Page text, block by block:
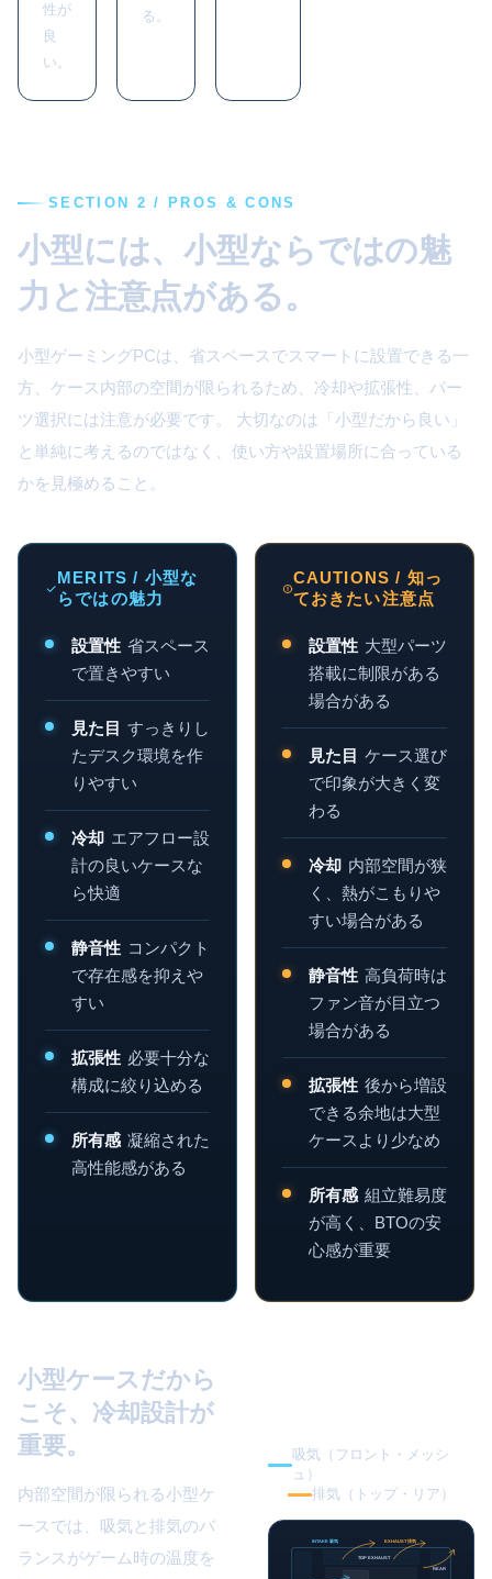
性が
良
い。
る。
SECTION 2 / PROS & CONS
小型には、小型ならではの魅
力と注意点がある。
小型ゲーミングPCは、省スペースでスマートに設置できる一
方、ケース内部の空間が限られるため、冷却や拡張性、パー
ツ選択には注意が必要です。 大切なのは「小型だから良い」
と単純に考えるのではなく、使い方や設置場所に合っている
かを見極めること。
MERITS / 小型な
らではの魅力
設置性 省スペース
で置きやすい
見た目 すっきりし
たデスク環境を作
りやすい
冷却 エアフロー設
計の良いケースな
ら快適
静音性 コンパクト
で存在感を抑えや
すい
拡張性 必要十分な
構成に絞り込める
所有感 凝縮された
高性能感がある
CAUTIONS / 知っ
ておきたい注意点
設置性 大型パーツ
搭載に制限がある
場合がある
見た目 ケース選び
で印象が大きく変
わる
冷却 内部空間が狭
く、熱がこもりや
すい場合がある
静音性 高負荷時は
ファン音が目立つ
場合がある
拡張性 後から増設
できる余地は大型
ケースより少なめ
所有感 組立難易度
が高く、BTOの安
心感が重要
小型ケースだから
こそ、冷却設計が
重要。
内部空間が限られる小型ケ
ースでは、吸気と排気のバ
ランスがゲーム時の温度を
吸気（フロント・メッシ
ュ）
排気（トップ・リア）
REAR
TOP EXHAUST
INTAKE 吸気 EXHAUST 排気